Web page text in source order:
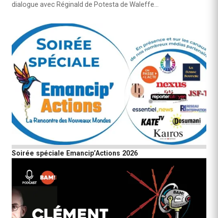
dialogue avec Réginald de Potesta de Waleffe…
Soirée spéciale Emancip’Actions 2026